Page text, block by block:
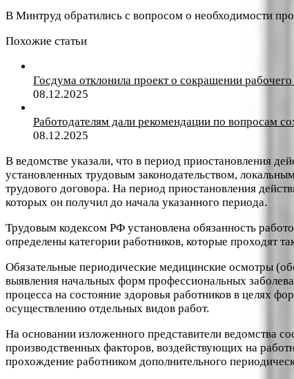
В Минтруд обратились с вопросом о необходимости
Похожие статьи
Госдума отклонила проект о сокращении
08.12.2025
Работодателям дали рекомендации по вопросам
08.12.2025
В ведомстве указали, что в период приостановления
установленных трудовым законодательством,
трудового договора. На период приостановления
которых он получил до начала указанного периода.
Трудовым кодексом РФ установлена обязанность
определены категории работников, которые проходят
Обязательные периодические медицинские осмотры
выявления начальных форм профессиональных
процесса на состояние здоровья работников в целях
осуществлению отдельных видов работ.
На основании изложенного представители ведомства
производственных факторов, воздействующих на
прохождение работником дополнительного